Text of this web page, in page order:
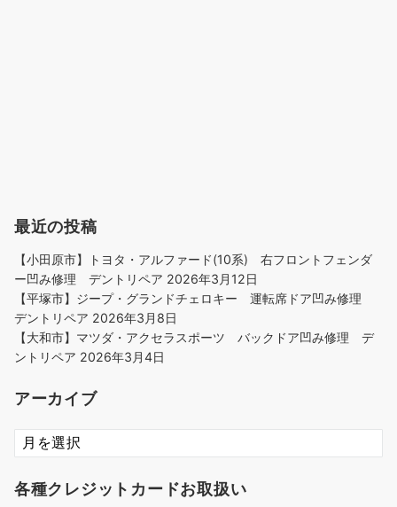
最近の投稿
【小田原市】トヨタ・アルファード(10系) 右フロントフェンダ
ー凹み修理 デントリペア 2026年3月12日
【平塚市】ジープ・グランドチェロキー 運転席ドア凹み修理
デントリペア 2026年3月8日
【大和市】マツダ・アクセラスポーツ バックドア凹み修理 デ
ントリペア 2026年3月4日
アーカイブ
ア
ー
イ
各種クレジットカードお取扱い